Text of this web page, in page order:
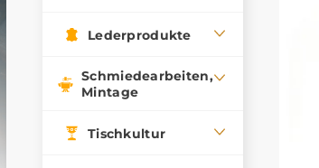
Lederprodukte
Schmiedearbeiten,
Mintage
Tischkultur